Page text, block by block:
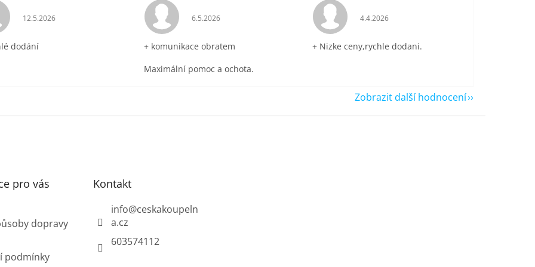
Hodnocení obchodu je 5 z 5 hvězdiček.
12.5.2026
dodání
Hodnocení obchodu je 5 z 5 hvězdiček.
6.5.2026
+ komunikace obratem
Maximální pomoc a ochota.
Hodnocení obchodu je 5 z 5 hvězdiček.
4.4.2026
+ Nizke ceny,rychle dodani.
Zobrazit další hodnocení
pro vás
dopravy
podmínky
Kontakt
info@ceskakoupeln
a.cz
603574112